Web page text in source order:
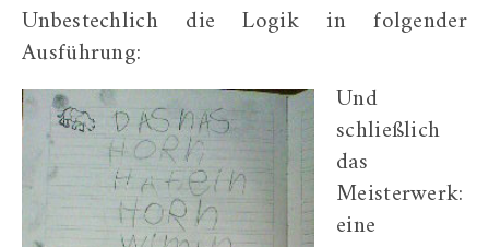
Unbestechlich die Logik in folgender
Ausführung:
Und
schließlich
das
Meisterwerk:
eine